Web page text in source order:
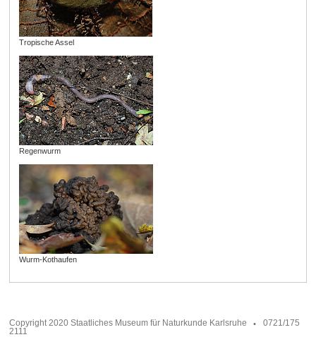
Tropische Assel
Regenwurm
Wurm-Kothaufen
Copyright 2020 Staatliches Museum für Naturkunde Karlsruhe
0721/175
2111